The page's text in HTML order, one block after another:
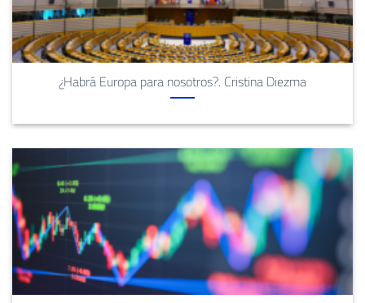
¿Habrá Europa para nosotros?. Cristina Diezma